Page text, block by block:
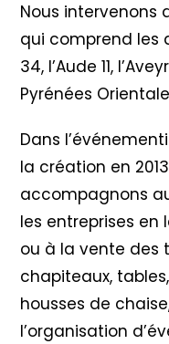
Nous intervenons
qui comprend les
34, l’Aude 11,
Pyrénées
Dans
la création en
accompagnons
les entreprises
ou à la vente des
chapiteaux,
housses de
l’organisation